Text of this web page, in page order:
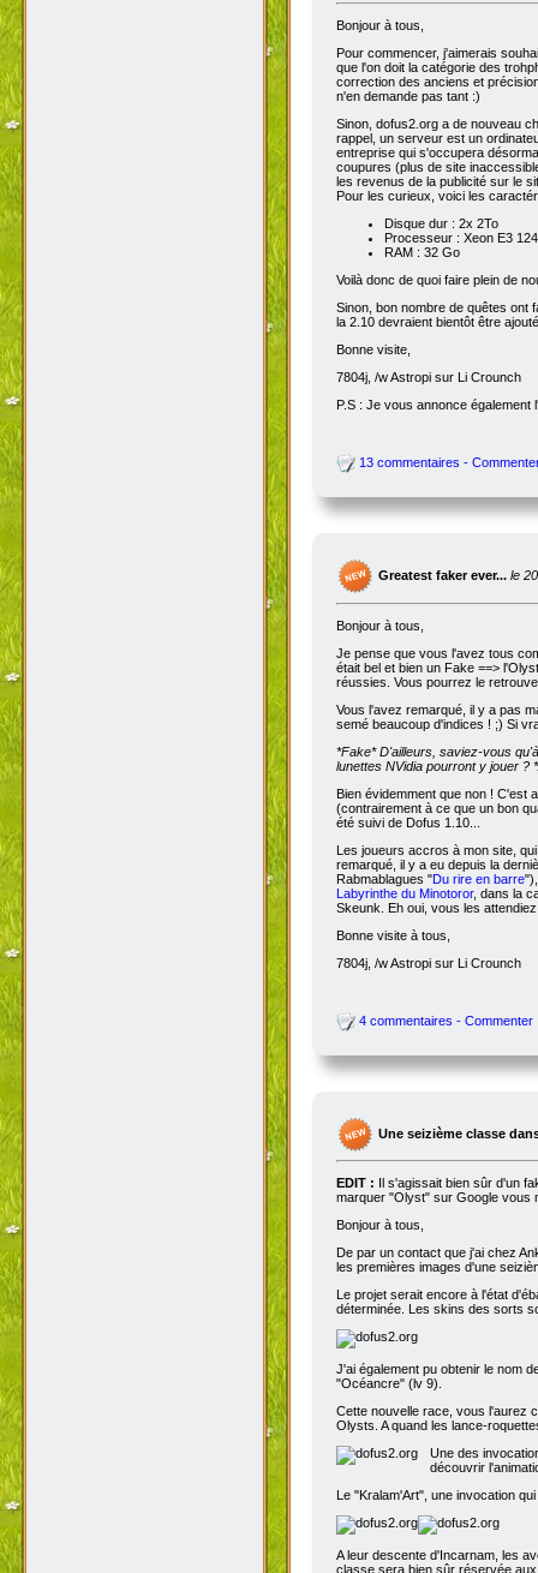
Bonjour à tous,
Pour commencer, j'aimerais
que l'on doit la catégorie des
correction des anciens et
n'en demande pas tant :)
Sinon, dofus2.org a de nouveau
rappel, un serveur est un
entreprise qui s'occupera
coupures (plus de site
les revenus de la publicité sur le
Pour les curieux, voici les
Disque dur : 2x 2To
Processeur : Xeon E3
RAM : 32 Go
Voilà donc de quoi faire plein de
Sinon, bon nombre de quêtes ont
la 2.10 devraient bientôt être
Bonne visite,
7804j, /w Astropi sur Li Crounch
P.S : Je vous annonce
13 commentaires -
Greatest faker ever... le
Bonjour à tous,
Je pense que vous l'avez tous
était bel et bien un Fake ==>
réussies. Vous pourrez le
Vous l'avez remarqué, il y a pas
semé beaucoup d'indices ! ;) Si
*Fake*D'ailleurs, saviez-vous
lunettes NVidia pourront y jouer ?
Bien évidemment que non ! C'est
(contrairement à ce que un bon
été suivi de Dofus 1.10...
Les joueurs accros à mon site,
remarqué, il y a eu depuis la
Rabmablagues "Du rire en barre
Labyrinthe du Minotoror, dans la
Skeunk. Eh oui, vous les
Bonne visite à tous,
7804j, /w Astropi sur Li Crounch
4 commentaires - Commenter
Une seizième classe
EDIT : Il s'agissait bien sûr d'un
marquer "Olyst" sur Google vous
Bonjour à tous,
De par un contact que j'ai chez
les premières images d'une
Le projet serait encore à l'état
déterminée. Les skins des sorts
J'ai également pu obtenir le nom
"Océancre" (lv 9).
Cette nouvelle race, vous l'aurez
Olysts. A quand les lance-
Une des
découvrir
Le "Kralam'Art", une invocation
A leur descente d'Incarnam, les
classe sera bien sûr réservée